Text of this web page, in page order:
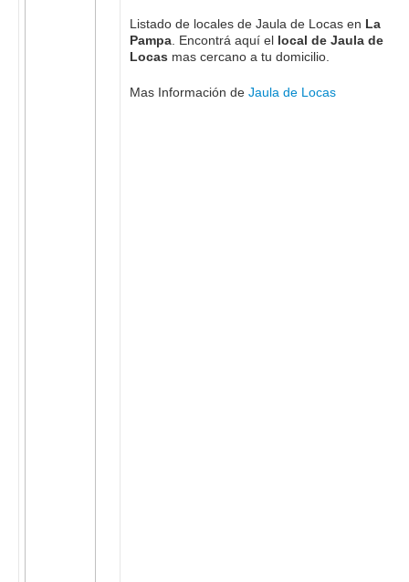
Listado de locales de Jaula de Locas en La
Pampa . Encontrá aquí el local de Jaula de
Locas mas cercano a tu domicilio.
Mas Información deJaula de Locas